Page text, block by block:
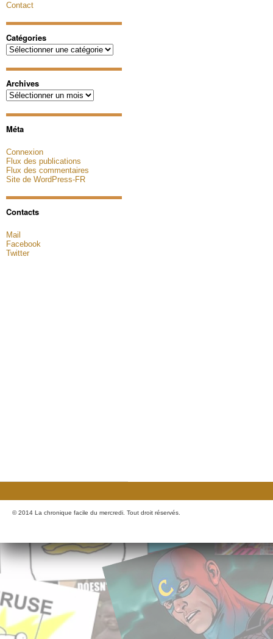
Contact
Catégories
Catégories
Archives
Archives
Méta
Connexion
Flux des publications
Flux des commentaires
Site de WordPress-FR
Contacts
Mail
Facebook
Twitter
© 2014 La chronique facile du mercredi. Tout droit réservés.